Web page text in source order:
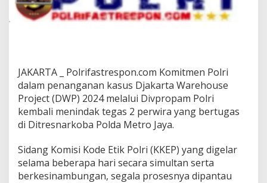
JAKARTA _ Polrifastrespon.com Komitmen Polri
dalam penanganan kasus Djakarta Warehouse
Project (DWP) 2024 melalui Divpropam Polri
kembali menindak tegas 2 perwira yang bertugas
di Ditresnarkoba Polda Metro Jaya.
Sidang Komisi Kode Etik Polri (KKEP) yang digelar
selama beberapa hari secara simultan serta
berkesinambungan, segala prosesnya dipantau